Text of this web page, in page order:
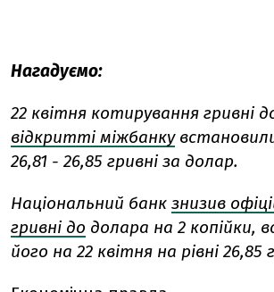
Нагадуємо:
22 квітня котирування гривні
відкритті міжбанку
26,81 - 26,85 гривні за долар.
Національний банк знизив
гривні до долара на 2 копійки,
його на 22 квітня на рівні 26,85